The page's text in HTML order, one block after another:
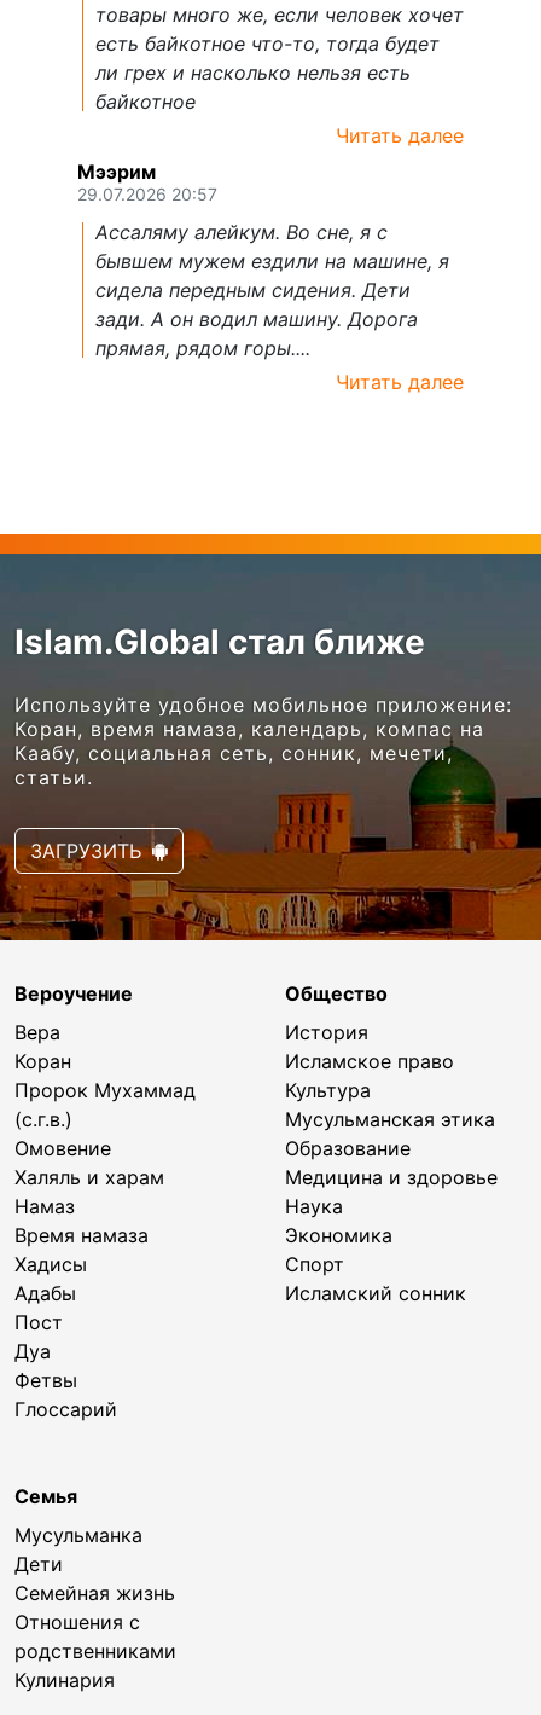
товары много же, если человек хочет
есть байкотное что-то, тогда будет
ли грех и насколько нельзя есть
байкотное
Читать далее
Мээрим
29.07.2026 20:57
Ассаляму алейкум. Во сне, я с
бывшем мужем ездили на машине, я
сидела передным сидения. Дети
зади. А он водил машину. Дорога
прямая, рядом горы....
Читать далее
Islam.Global стал ближе
Используйте удобное мобильное приложение:
Коран, время намаза, календарь, компас на
Каабу, социальная сеть, сонник, мечети,
статьи.
ЗАГРУЗИТЬ
Вероучение
Вера
Коран
Пророк Мухаммад
(с.г.в.)
Омовение
Халяль и харам
Намаз
Время намаза
Хадисы
Адабы
Пост
Дуа
Фетвы
Глоссарий
Общество
История
Исламское право
Культура
Мусульманская этика
Образование
Медицина и здоровье
Наука
Экономика
Спорт
Исламский сонник
Семья
Мусульманка
Дети
Семейная жизнь
Отношения с
родственниками
Кулинария